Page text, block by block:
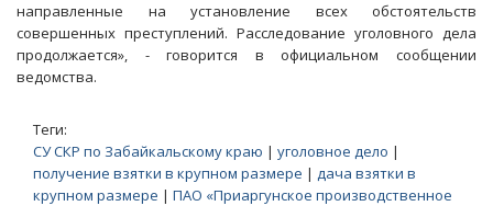
направленные на установление всех обстоятельств
совершенных преступлений. Расследование уголовного дела
продолжается», - говорится в официальном сообщении
ведомства.
Теги:
СУ СКР по Забайкальскому краю | уголовное дело |
получение взятки в крупном размере | дача взятки в
крупном размере | ПАО «Приаргунское производственное